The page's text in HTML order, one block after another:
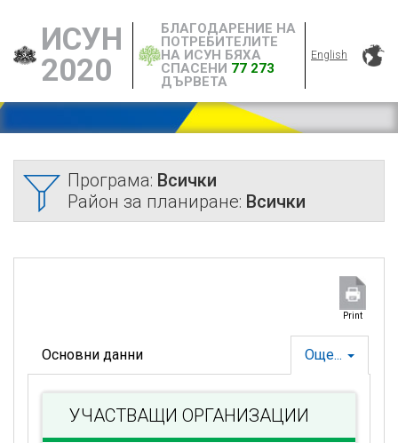
ИСУН
2020
БЛАГОДАРЕНИЕ НА
ПОТРЕБИТЕЛИТЕ
НА ИСУН БЯХА
СПАСЕНИ 77 273
ДЪРВЕТА
English
Програма: Всички
Район за планиране: Всички
Print
Още...
Основни данни
УЧАСТВАЩИ ОРГАНИЗАЦИИ